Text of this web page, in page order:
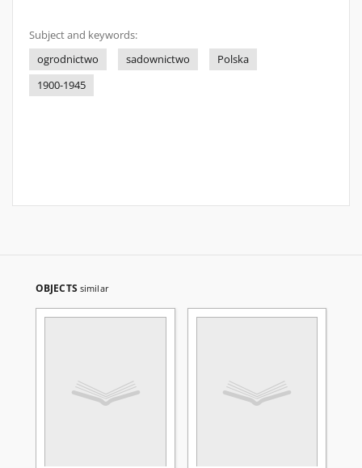
Subject and keywords:
ogrodnictwo
sadownictwo
Polska
1900-1945
OBJECTS similar